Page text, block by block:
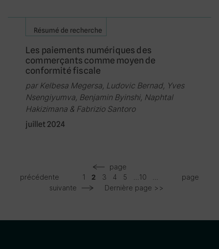
Résumé de recherche
Les paiements numériques des
commerçants comme moyen de
conformité fiscale
par Kelbesa Megersa, Ludovic Bernad, Yves
Nsengiyumva, Benjamin Byinshi, Naphtal
Hakizimana & Fabrizio Santoro
juillet 2024
page
précédente
1 2 3 4 5 10
page
suivante
Dernière page >>